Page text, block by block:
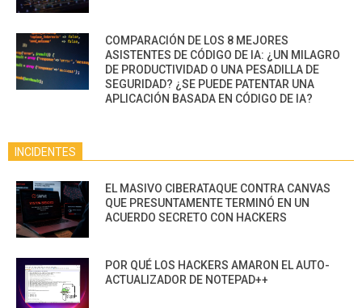
COMPARACIÓN DE LOS 8 MEJORES
ASISTENTES DE CÓDIGO DE IA: ¿UN MILAGRO
DE PRODUCTIVIDAD O UNA PESADILLA DE
SEGURIDAD? ¿SE PUEDE PATENTAR UNA
APLICACIÓN BASADA EN CÓDIGO DE IA?
INCIDENTES
EL MASIVO CIBERATAQUE CONTRA CANVAS
QUE PRESUNTAMENTE TERMINÓ EN UN
ACUERDO SECRETO CON HACKERS
POR QUÉ LOS HACKERS AMARON EL AUTO-
ACTUALIZADOR DE NOTEPAD++